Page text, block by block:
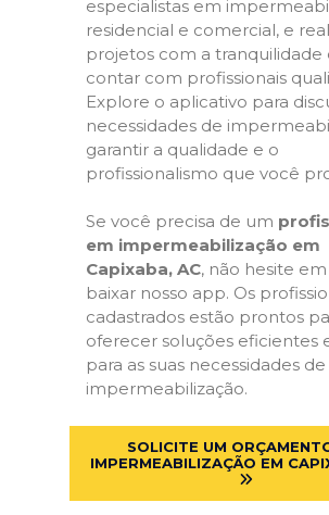
especialistas em
residencial e comercial, e
projetos com a tranquilidade
contar com profissionais
Explore o aplicativo para
necessidades de
garantir a qualidade e o
profissionalismo que você
Se você precisa de um
em impermeabilização em
Capixaba, AC, não hesite
baixar nosso app. Os
cadastrados estão prontos
oferecer soluções eficientes
para as suas necessidades de
impermeabilização.
SOLICITE UM
IMPERMEABILIZAÇÃO EM